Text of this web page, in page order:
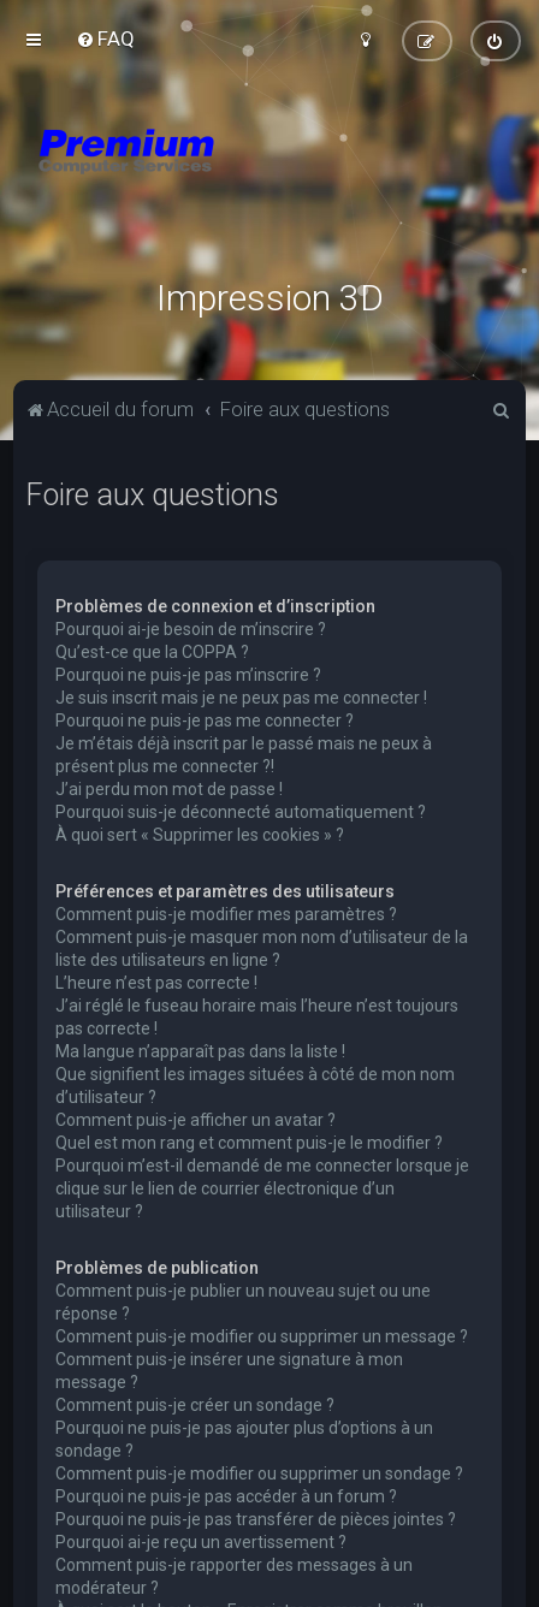
FAQ
Impression 3D
Accueil du forum Foire aux questions
Foire aux questions
Problèmes de connexion et d’inscription
Pourquoi ai-je besoin de m’inscrire ?
Qu’est-ce que la COPPA ?
Pourquoi ne puis-je pas m’inscrire ?
Je suis inscrit mais je ne peux pas me connecter !
Pourquoi ne puis-je pas me connecter ?
Je m’étais déjà inscrit par le passé mais ne peux à
présent plus me connecter ?!
J’ai perdu mon mot de passe !
Pourquoi suis-je déconnecté automatiquement ?
À quoi sert « Supprimer les cookies » ?
Préférences et paramètres des utilisateurs
Comment puis-je modifier mes paramètres ?
Comment puis-je masquer mon nom d’utilisateur de la
liste des utilisateurs en ligne ?
L’heure n’est pas correcte !
J’ai réglé le fuseau horaire mais l’heure n’est toujours
pas correcte !
Ma langue n’apparaît pas dans la liste !
Que signifient les images situées à côté de mon nom
d’utilisateur ?
Comment puis-je afficher un avatar ?
Quel est mon rang et comment puis-je le modifier ?
Pourquoi m’est-il demandé de me connecter lorsque je
clique sur le lien de courrier électronique d’un
utilisateur ?
Problèmes de publication
Comment puis-je publier un nouveau sujet ou une
réponse ?
Comment puis-je modifier ou supprimer un message ?
Comment puis-je insérer une signature à mon
message ?
Comment puis-je créer un sondage ?
Pourquoi ne puis-je pas ajouter plus d’options à un
sondage ?
Comment puis-je modifier ou supprimer un sondage ?
Pourquoi ne puis-je pas accéder à un forum ?
Pourquoi ne puis-je pas transférer de pièces jointes ?
Pourquoi ai-je reçu un avertissement ?
Comment puis-je rapporter des messages à un
modérateur ?